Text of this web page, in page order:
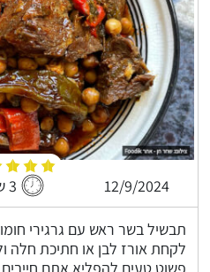
12/9/2024 3 שעות
תבשיל בשר ראש עם גרגירי
לקחת אורז לבן או חתיכת חלה
פשוט טעים להפליא אתם